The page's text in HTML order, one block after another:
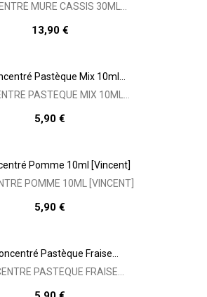
MURE CASSIS 30ML...
13,90 €
PASTÈQUE MIX 10ML...
5,90 €
POMME 10ML [VINCENT]
5,90 €
PASTÈQUE FRAISE...